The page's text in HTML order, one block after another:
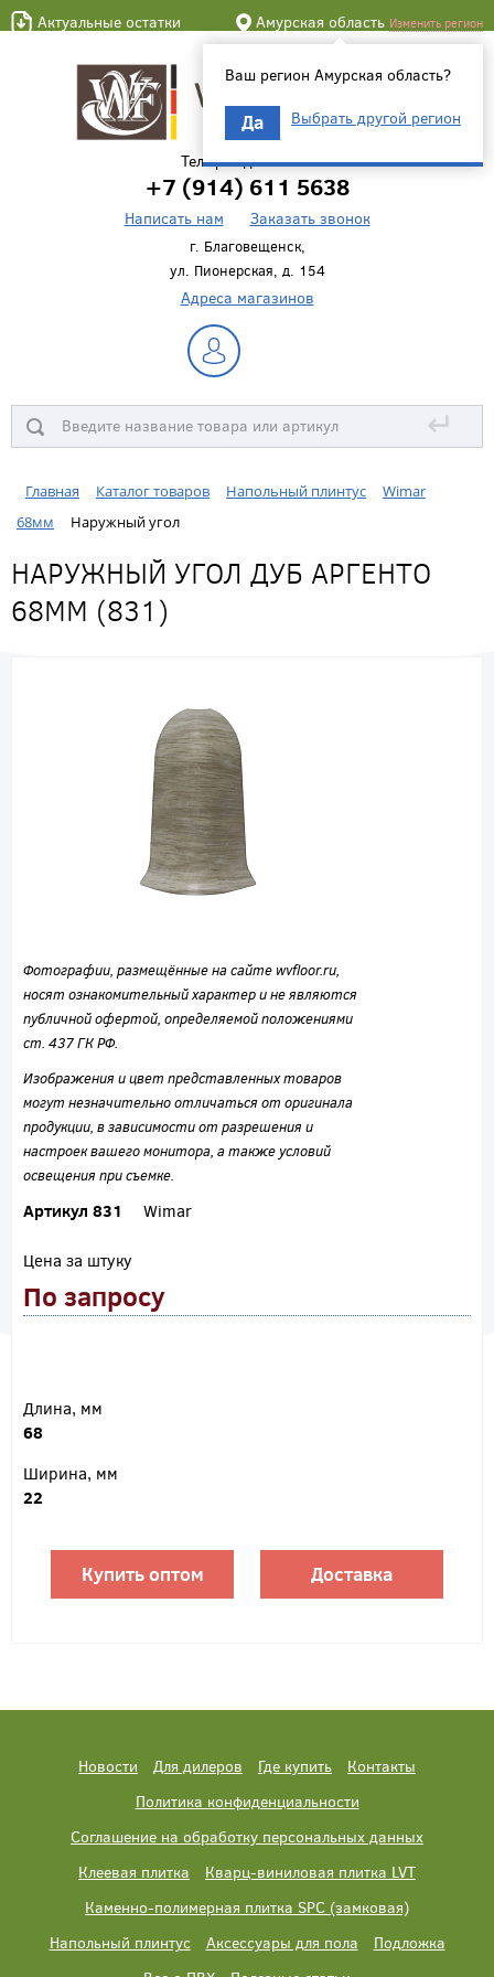
Актуальные остатки Амурская область Изменить регион
Ваш регион Амурская область?
Да Выбрать другой регион
Телефон для связи
+7 (914) 611 5638
Написать нам Заказать звонок
г. Благовещенск,
ул. Пионерская, д. 154
Адреса магазинов
↵
Главная Каталог товаров Напольный плинтус
Wimar
68мм
Наружный угол
НАРУЖНЫЙ УГОЛ ДУБ АРГЕНТО
68ММ (831)
Фотографии, размещённые на сайте wvfloor.ru,
носят ознакомительный характер и не являются
публичной офертой, определяемой положениями
ст. 437 ГК РФ.
Изображения и цвет представленных товаров
могут незначительно отличаться от оригинала
продукции, в зависимости от разрешения и
настроек вашего монитора, а также условий
освещения при съемке.
Артикул 831 Wimar
Цена за штуку
По запросу
Длина, мм
68
Ширина, мм
22
Купить оптом Доставка
Новости Для дилеров Где купить
Контакты
Политика конфиденциальности
Соглашение на обработку персональных данных
Клеевая плитка
Кварц-виниловая плитка LVT
Каменно-полимерная плитка SPC (замковая)
Напольный плинтус
Аксессуары для пола
Подложка